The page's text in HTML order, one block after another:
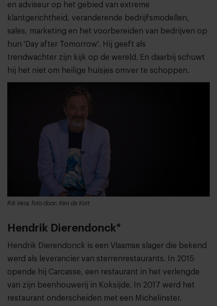
en adviseur op het gebied van extreme
klantgerichtheid, veranderende bedrijfsmodellen,
sales, marketing en het voorbereiden van bedrijven op
hun 'Day after Tomorrow'. Hij geeft als
trendwachter zijn kijk op de wereld. En daarbij schuwt
hij het niet om heilige huisjes omver te schoppen.
Rik Vera, foto door: Ken de Kort
Hendrik Dierendonck*
Hendrik Dierendonck is een Vlaamse slager die bekend
werd als leverancier van sterrenrestaurants. In 2015
opende hij Carcasse, een restaurant in het verlengde
van zijn beenhouwerij in Koksijde. In 2017 werd het
restaurant onderscheiden met een Michelinster.